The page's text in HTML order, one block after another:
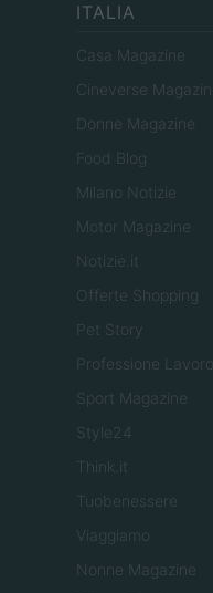
ITALIA
Casa Magazine
Cineverse Magazine
Donne Magazine
Food Blog
Milano Notizie
Motor Magazine
Notizie.it
Offerte Shopping
Pet Story
Professione Lavoro
Sport Magazine
Style24
Think.it
Tuobenessere
Viaggiamo
Nonne Magazine